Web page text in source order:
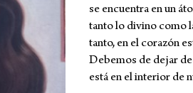
se encuentra en un
tanto lo divino como
tanto, en el corazón
Debemos de dejar
está en el interior de